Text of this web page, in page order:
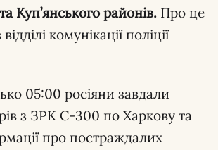
Куп’янського районів. Про це
комунікації поліції
05:00 росіяни завдали
з ЗРК С-300 по Харкову та
про постраждалих